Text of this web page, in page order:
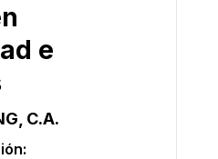
e
C.A.